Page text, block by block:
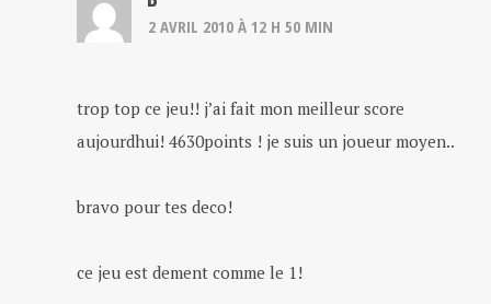
2 AVRIL 2010 À 12 H 50 MIN
trop top ce jeu!! j’ai fait mon meilleur score
aujourdhui! 4630points ! je suis un joueur moyen..
bravo pour tes deco!
ce jeu est dement comme le 1!